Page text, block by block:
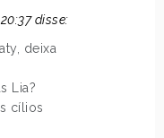
disse:
deixa
Lia?
cílios